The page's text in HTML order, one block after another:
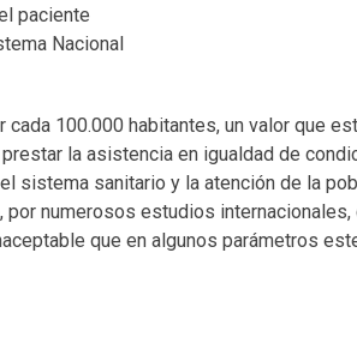
paciente
Nacional
100.000 habitantes, un valor que
la asistencia en igualdad de
sistema sanitario y la atención de la
numerosos estudios
que en algunos parámetros